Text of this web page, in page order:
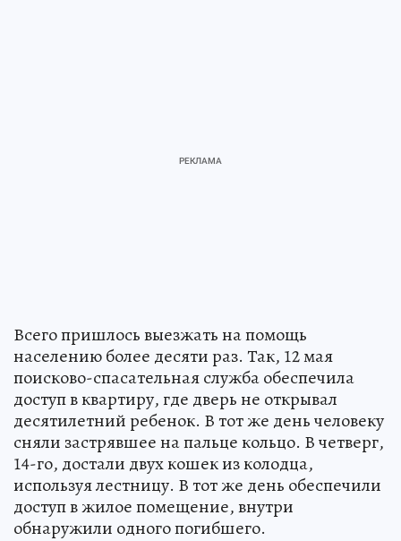
Всего пришлось выезжать на помощь
населению более десяти раз. Так, 12 мая
поисково-спасательная служба обеспечила
доступ в квартиру, где дверь не открывал
десятилетний ребенок. В тот же день человеку
сняли застрявшее на пальце кольцо. В четверг,
14-го, достали двух кошек из колодца,
используя лестницу. В тот же день обеспечили
доступ в жилое помещение, внутри
обнаружили одного погибшего.